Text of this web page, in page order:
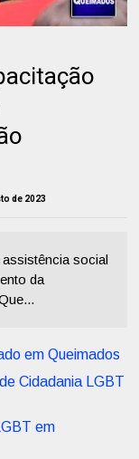
de 2023
social
da
em Queimados
Cidadania LGBT
em